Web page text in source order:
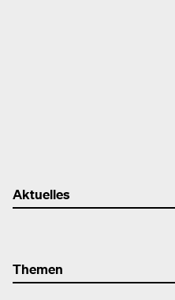
Aktuelles
Themen